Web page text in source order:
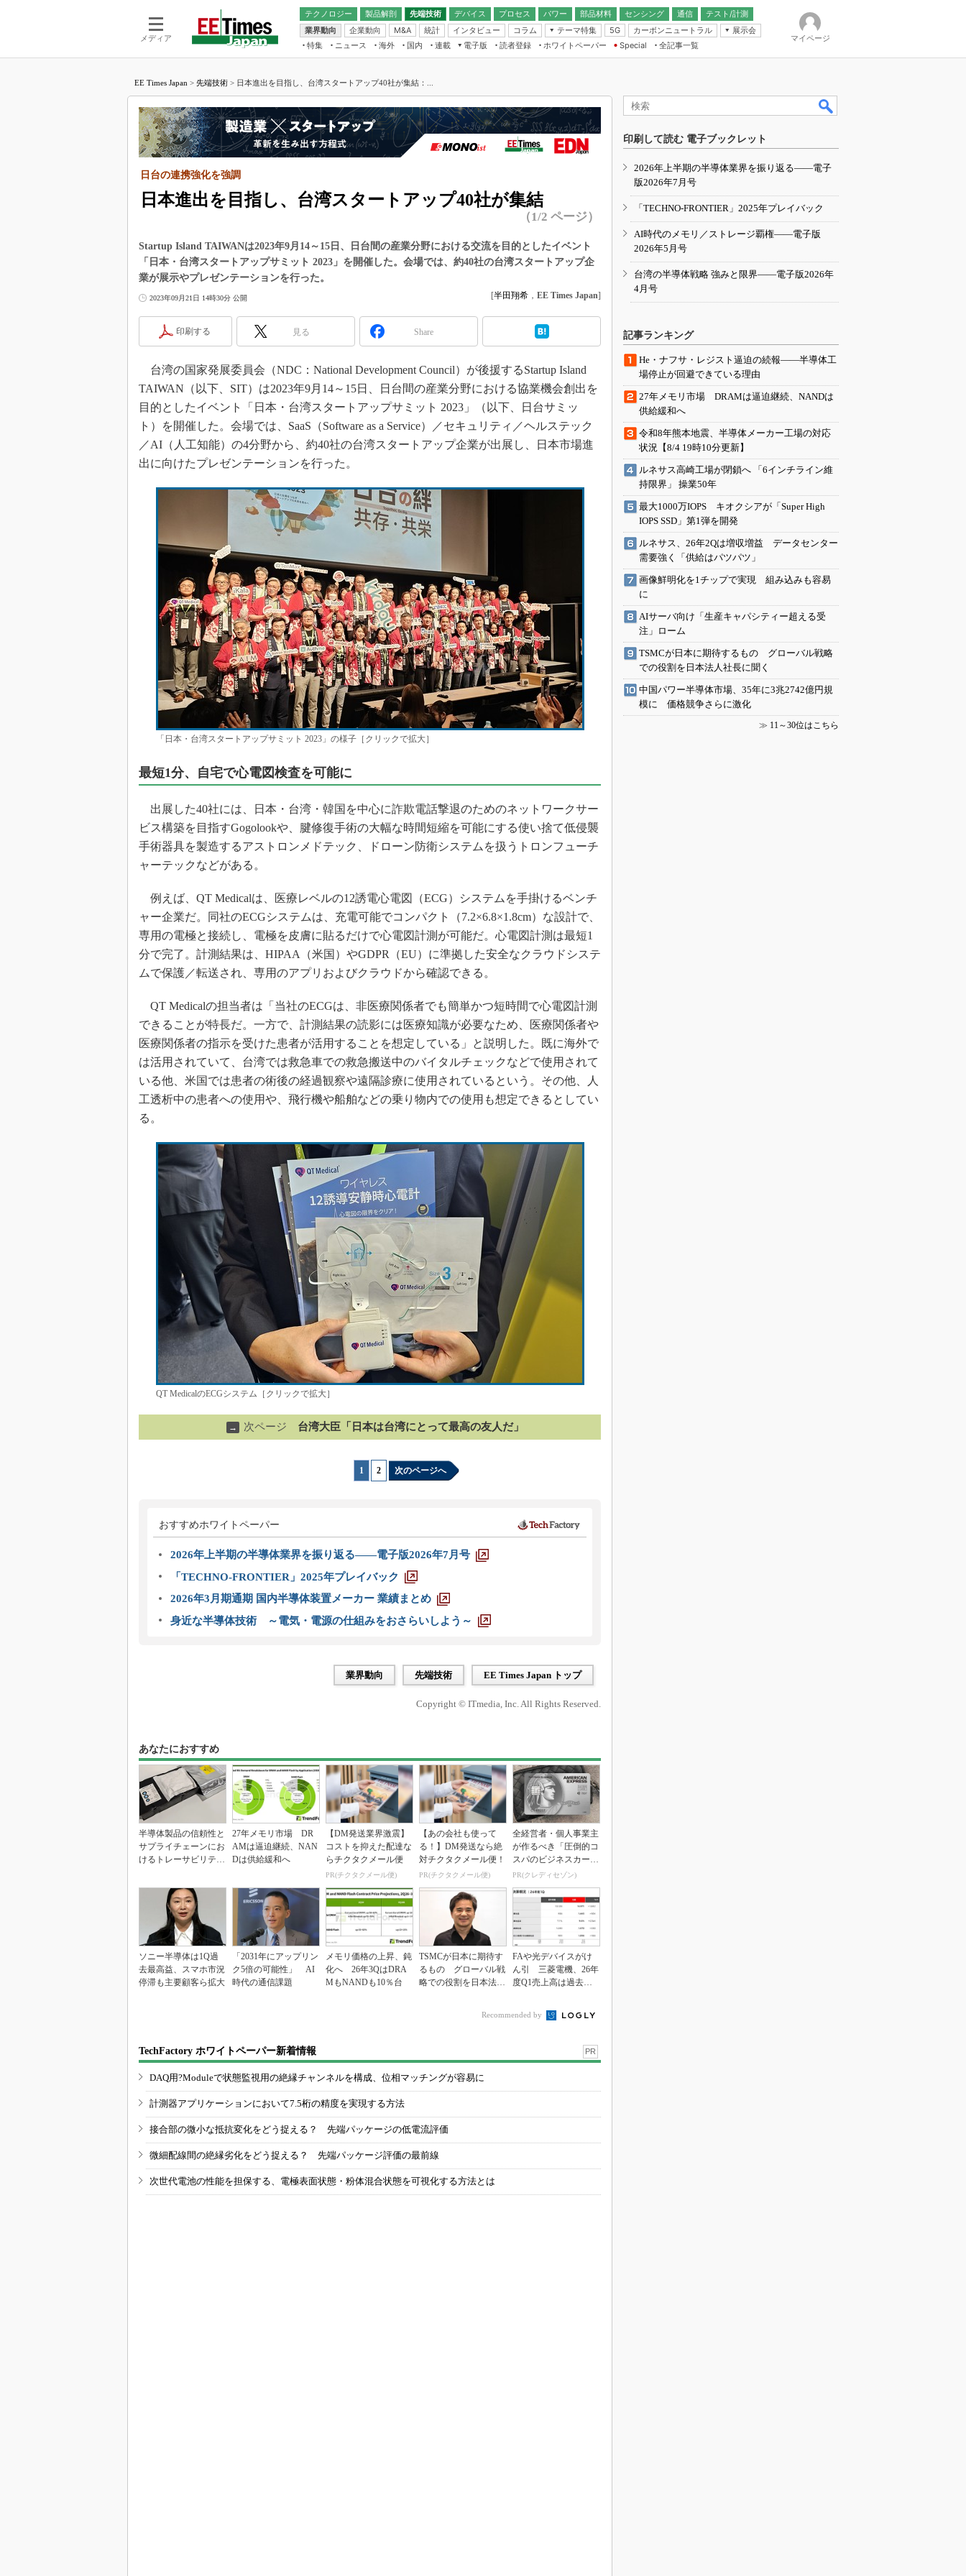
メディア
テクノロジー 製品解剖
先端技術
電池／エネルギー
デバイス
アナログ
マイコン
FPGA
プロセス パワー 部品材料 センシング
通信
無線
テスト/計測
業界動向
企業動向 M&A 統計 インタビュー コラム
テーマ特集
フィジカルAI
半導体後工程
読者調査（EE Times Research）
電源設計（EDN Japan）
5G カーボンニュートラル
展示会
IoT・エッジコンピューティング
EXPO
EdgeTech＋
TECHNO-FRONTIER
人とくるま展
特集 ニュース 海外 国内
連載
福田昭のデバイス通信
湯之上隆のナノフォーカス
大山聡の業界スコープ
大原雄介のエレ・組み込みプレイバ
学漂流記
踊るバズワード ～Behind the
Buzzword
この10年で起こったこと、次の10年
で起こること
光伝送技術を知る
“異端児エンジニア”が仕掛けた社内
イノベーションは日本を救うのか
JASA発IoT通信
IHSアナリスト「未来展望」
「英語に愛されないエンジニア」の
ための新行動論
電子版
電子ブックレット
読者登録 ホワイトペーパー
Special
全記事一覧
マイページ
EE Times Japan > 先端技術 > 日本進出を目指し、台湾スタートアップ40社が集結：...
日本進出を目指し、台湾スタートアップ40社が集結
日台の連携強化を強調
（1/2 ページ）
Startup Island TAIWANは2023年9月14～15日、日台間の産業分野における交流を目的としたイベント
「日本・台湾スタートアップサミット 2023」を開催した。会場では、約40社の台湾スタートアップ企
業が展示やプレゼンテーションを行った。
2023年09月21日 14時30分 公開 [半田翔希 ， EE Times Japan]
印刷する 見る Share
台湾の国家発展委員会（NDC：National Development Council）が後援するStartup Island
TAIWAN（以下、SIT）は2023年9月14～15日、日台間の産業分野における協業機会創出を
目的としたイベント「日本・台湾スタートアップサミット 2023」（以下、日台サミッ
ト）を開催した。会場では、SaaS（Software as a Service）／セキュリティ／ヘルステック
／AI（人工知能）の4分野から、約40社の台湾スタートアップ企業が出展し、日本市場進
出に向けたプレゼンテーションを行った。
「日本・台湾スタートアップサミット 2023」の様子［クリックで拡大］
最短1分、自宅で心電図検査を可能に
出展した40社には、日本・台湾・韓国を中心に詐欺電話撃退のためのネットワークサー
ビス構築を目指すGogolookや、腱修復手術の大幅な時間短縮を可能にする使い捨て低侵襲
手術器具を製造するアストロンメドテック、ドローン防衛システムを扱うトロンフューチ
ャーテックなどがある。
例えば、QT Medicalは、医療レベルの12誘電心電図（ECG）システムを手掛けるベンチ
ャー企業だ。同社のECGシステムは、充電可能でコンパクト（7.2×6.8×1.8cm）な設計で、
専用の電極と接続し、電極を皮膚に貼るだけで心電図計測が可能だ。心電図計測は最短1
分で完了。計測結果は、HIPAA（米国）やGDPR（EU）に準拠した安全なクラウドシステ
ムで保護／転送され、専用のアプリおよびクラウドから確認できる。
QT Medicalの担当者は「当社のECGは、非医療関係者でも簡単かつ短時間で心電図計測
できることが特長だ。一方で、計測結果の読影には医療知識が必要なため、医療関係者や
医療関係者の指示を受けた患者が活用することを想定している」と説明した。既に海外で
は活用されていて、台湾では救急車での救急搬送中のバイタルチェックなどで使用されて
いる他、米国では患者の術後の経過観察や遠隔診療に使用されているという。その他、人
工透析中の患者への使用や、飛行機や船舶などの乗り物内での使用も想定できるとしてい
る。
QT MedicalのECGシステム［クリックで拡大］
→ 次ページ 台湾大臣「日本は台湾にとって最高の友人だ」
1 2 次のページへ
おすすめホワイトペーパー
2026年上半期の半導体業界を振り返る――電子版2026年7月号
「TECHNO-FRONTIER」2025年プレイバック
2026年3月期通期 国内半導体装置メーカー 業績まとめ
身近な半導体技術 ～電気・電源の仕組みをおさらいしよう～
業界動向 先端技術 EE Times Japan トップ
Copyright © ITmedia, Inc. All Rights Reserved.
あなたにおすすめ
半導体製品の信頼性と
サプライチェーンにお
けるトレーサビリティ
27年メモリ市場 DR
AMは逼迫継続、NAN
Dは供給緩和へ
【DM発送業界激震】
コストを抑えた配達な
らチクタクメール便
PR(チクタクメール便)
【あの会社も使って
る！】DM発送なら絶
対チクタクメール便！
PR(チクタクメール便)
全経営者・個人事業主
が作るべき「圧倒的コ
スパのビジネスカー
ド」
PR(クレディセゾン)
ソニー半導体は1Q過
去最高益、スマホ市況
停滞も主要顧客ら拡大
「2031年にアップリン
ク5倍の可能性」 AI
時代の通信課題
メモリ価格の上昇、鈍
化へ 26年3QはDRA
MもNANDも10％台
TSMCが日本に期待す
るもの グローバル戦
略での役割を日本法人
FAや光デバイスがけ
ん引 三菱電機、26年
度Q1売上高は過去最
Recommended by
TechFactory ホワイトペーパー新着情報 PR
DAQ用?Moduleで状態監視用の絶縁チャンネルを構成、位相マッチングが容易に
計測器アプリケーションにおいて7.5桁の精度を実現する方法
接合部の微小な抵抗変化をどう捉える？ 先端パッケージの低電流評価
微細配線間の絶縁劣化をどう捉える？ 先端パッケージ評価の最前線
次世代電池の性能を担保する、電極表面状態・粉体混合状態を可視化する方法とは
印刷して読む 電子ブックレット
2026年上半期の半導体業界を振り返る――電子
版2026年7月号
「TECHNO-FRONTIER」2025年プレイバック
AI時代のメモリ／ストレージ覇権――電子版
2026年5月号
台湾の半導体戦略 強みと限界――電子版2026年
4月号
記事ランキング
He・ナフサ・レジスト逼迫の続報――半導体工
場停止が回避できている理由
27年メモリ市場 DRAMは逼迫継続、NANDは
供給緩和へ
令和8年熊本地震、半導体メーカー工場の対応
状況【8/4 19時10分更新】
ルネサス高崎工場が閉鎖へ 「6インチライン維
持限界」 操業50年
最大1000万IOPS キオクシアが「Super High
IOPS SSD」第1弾を開発
ルネサス、26年2Qは増収増益 データセンター
需要強く「供給はパツパツ」
画像鮮明化を1チップで実現 組み込みも容易
に
AIサーバ向け「生産キャパシティー超える受
注」ローム
TSMCが日本に期待するもの グローバル戦略
での役割を日本法人社長に聞く
中国パワー半導体市場、35年に3兆2742億円規
模に 価格競争さらに激化
≫ 11～30位はこちら